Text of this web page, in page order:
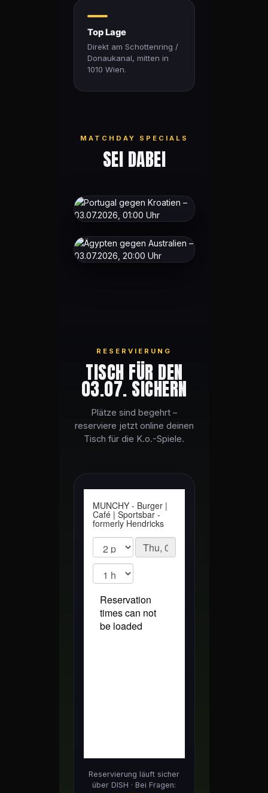
Top Lage
Direkt am Schottenring /
Donaukanal, mitten in
1010 Wien.
MATCHDAY SPECIALS
SEI DABEI
RESERVIERUNG
TISCH FÜR DEN
03.07. SICHERN
Plätze sind begehrt –
reserviere jetzt online deinen
Tisch für die K.o.-Spiele.
Reservierung läuft sicher
über DISH · Bei Fragen: